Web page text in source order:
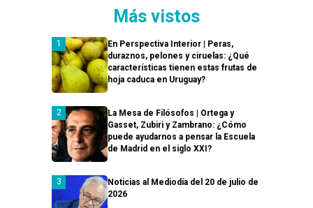
Más vistos
En Perspectiva Interior | Peras,
duraznos, pelones y ciruelas: ¿Qué
características tienen estas frutas de
hoja caduca en Uruguay?
La Mesa de Filósofos | Ortega y
Gasset, Zubiri y Zambrano: ¿Cómo
puede ayudarnos a pensar la Escuela
de Madrid en el siglo XXI?
Noticias al Mediodía del 20 de julio de
2026